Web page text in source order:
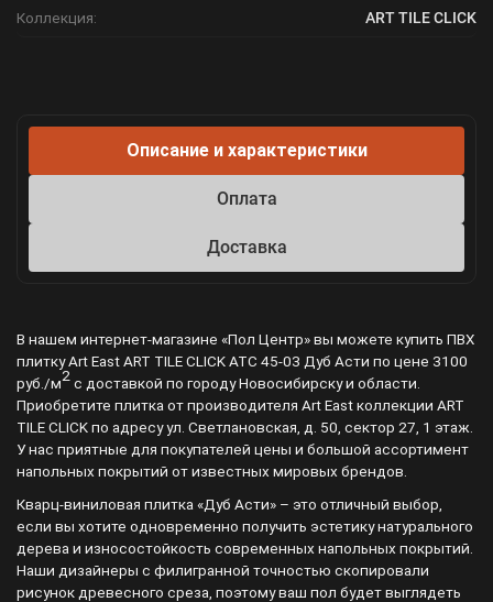
Коллекция: ART TILE CLICK
Описание и характеристики
Оплата
Доставка
В нашем интернет-магазине «Пол Центр» вы можете купить ПВХ
плитку Art East ART TILE CLICK ATC 45-03 Дуб Асти по цене 3100
руб./м2с доставкой по городу Новосибирску и области.
Приобретите плитка от производителя Art East коллекции ART
TILE CLICK по адресу ул. Светлановская, д. 50, сектор 27, 1 этаж.
У нас приятные для покупателей цены и большой ассортимент
напольных покрытий от известных мировых брендов.
Кварц-виниловая плитка «Дуб Асти» – это отличный выбор,
если вы хотите одновременно получить эстетику натурального
дерева и износостойкость современных напольных покрытий.
Наши дизайнеры с филигранной точностью скопировали
рисунок древесного среза, поэтому ваш пол будет выглядеть